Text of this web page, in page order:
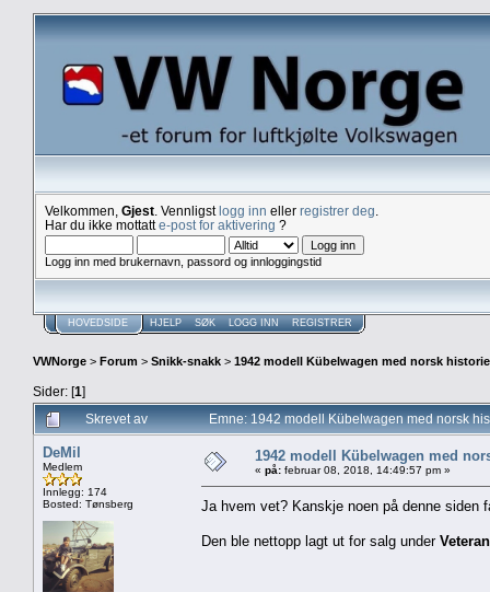
Velkommen, Gjest . Vennligstlogg inn eller registrer deg
Har du ikke mottatte-post for aktivering ?
Logg inn med brukernavn, passord og innloggingstid
HOVEDSIDE HJELP SØK LOGG INN REGISTRER
VWNorge > Forum > Snikk-snakk > 1942 modell Kübelwagen med norsk
Sider: [1]
Skrevet av
Emne: 1942 modell Kübelwagen med norsk
DeMil
Medlem
Innlegg: 174
Bosted: Tønsberg
1942 modell Kübelwagen med
« på: februar 08, 2018, 14:49:57 pm »
Ja hvem vet? Kanskje noen på denne siden
Den ble nettopp lagt ut for salg under